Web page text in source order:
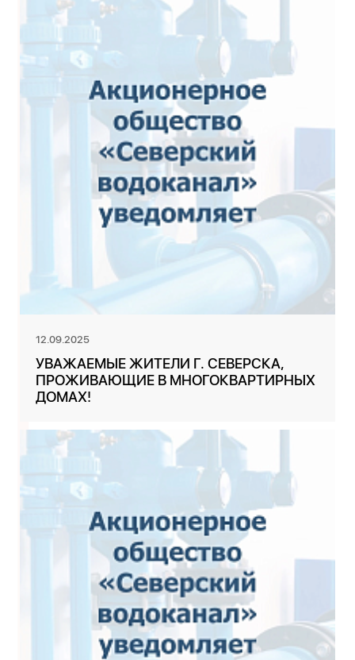
12.09.2025
УВАЖАЕМЫЕ ЖИТЕЛИ Г. СЕВЕРСКА,
ПРОЖИВАЮЩИЕ В МНОГОКВАРТИРНЫХ
ДОМАХ!